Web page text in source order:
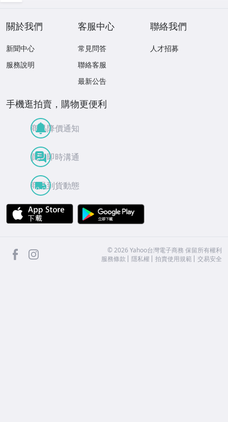
關於我們
新聞中心
服務說明
客服中心
常見問答
聯絡客服
最新公告
聯絡我們
人才招募
手機逛拍賣，購物更便利
商品降價通知
買賣即時溝通
商品到貨動態
APP Store
facebook ©2026 Yahoo台灣電子商務 保留所有權利
服務條款
隱私權 拍賣使用規範 交易安全